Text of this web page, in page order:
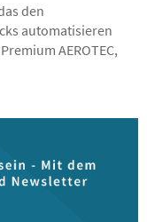
den
automatisieren
AEROTEC,